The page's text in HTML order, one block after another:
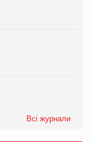
Всі журнали